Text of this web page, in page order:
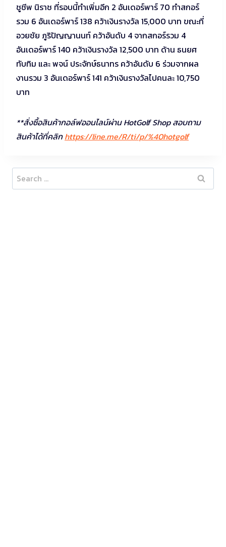
ชูชีพ นิราช ที่รอบนี้ทำเพิ่มอีก 2 อันเดอร์พาร์ 70 ทำสกอร์
รวม 6 อันเดอร์พาร์ 138 คว้าเงินรางวัล 15,000 บาท ขณะที่
อวยชัย ภูริปัญญานนท์ คว้าอันดับ 4 จากสกอร์รวม 4
อันเดอร์พาร์ 140 คว้าเงินรางวัล 12,500 บาท ด้าน ธนยศ
ทับทิม และ พจน์ ประจักษ์ธนาทร คว้าอันดับ 6 ร่วมจากผล
งานรวม 3 อันเดอร์พาร์ 141 คว้าเงินรางวัลไปคนละ 10,750
บาท
**สั่งซื้อสินค้ากอล์ฟออนไลน์ผ่าน HotGolf Shop สอบถาม
สินค้าได้ที่คลิกhttps://line.me/R/ti/p/%40hotgolf
Search
for: